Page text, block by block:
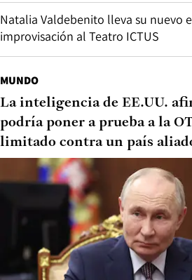
Natalia Valdebenito lleva su nuevo
improvisación al Teatro ICTUS
MUNDO
La inteligencia de EE.UU.
podría poner a prueba a la
limitado contra un país